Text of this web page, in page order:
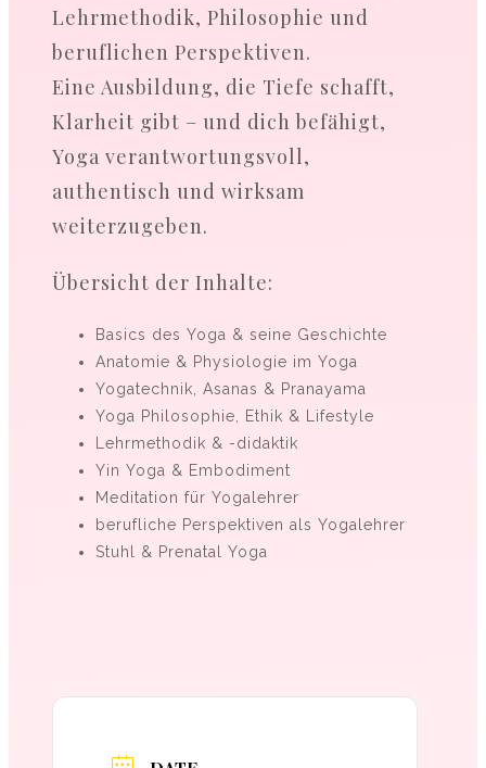
Lehrmethodik, Philosophie und
beruflichen Perspektiven.
Eine Ausbildung, die Tiefe schafft,
Klarheit gibt – und dich befähigt,
Yoga verantwortungsvoll,
authentisch und wirksam
weiterzugeben.
Übersicht der Inhalte:
Basics des Yoga & seine Geschichte
Anatomie & Physiologie im Yoga
Yogatechnik, Asanas & Pranayama
Yoga Philosophie, Ethik & Lifestyle
Lehrmethodik & -didaktik
Yin Yoga & Embodiment
Meditation für Yogalehrer
berufliche Perspektiven als Yogalehrer
Stuhl & Prenatal Yoga